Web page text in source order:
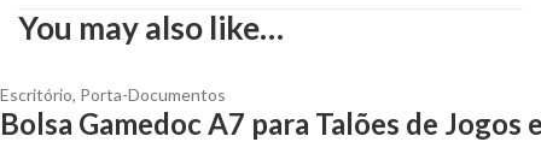
You may also like…
Escritório, Porta-Documentos
Bolsa Gamedoc A7 para Talões de Jogos